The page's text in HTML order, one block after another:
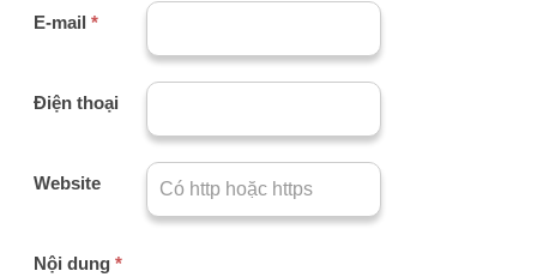
E-mail *
Điện thoại
Website
Nội dung *